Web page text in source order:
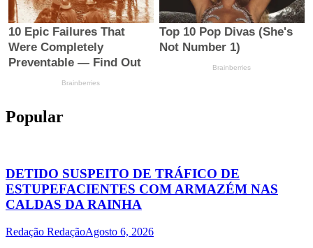
Popular
DETIDO SUSPEITO DE TRÁFICO DE
ESTUPEFACIENTES COM ARMAZÉM NAS
CALDAS DA RAINHA
Redação RedaçãoAgosto 6, 2026